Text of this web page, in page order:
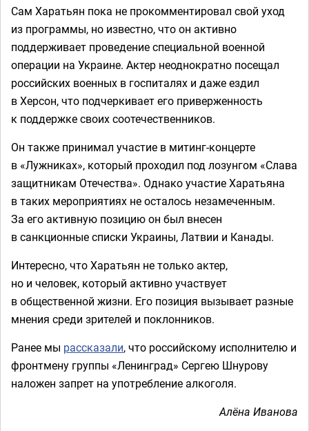
Сам Харатьян пока не прокомментировал свой уход
из программы, но известно, что он активно
поддерживает проведение специальной военной
операции на Украине. Актер неоднократно посещал
российских военных в госпиталях и даже ездил
в Херсон, что подчеркивает его приверженность
к поддержке своих соотечественников.
Он также принимал участие в митинг-концерте
в «Лужниках», который проходил под лозунгом «Слава
защитникам Отечества». Однако участие Харатьяна
в таких мероприятиях не осталось незамеченным.
За его активную позицию он был внесен
в санкционные списки Украины, Латвии и Канады.
Интересно, что Харатьян не только актер,
но и человек, который активно участвует
в общественной жизни. Его позиция вызывает разные
мнения среди зрителей и поклонников.
Ранее мы рассказали, что российскому исполнителю и
фронтмену группы «Ленинград» Сергею Шнурову
наложен запрет на употребление алкоголя.
Алёна Иванова